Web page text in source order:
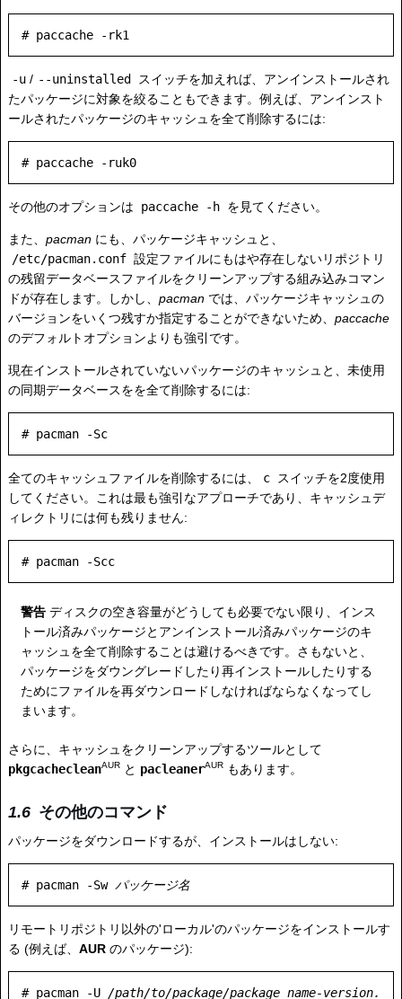
-u / --uninstalled
スイッチを加えれば、アンインストールされ
たパッケージに対象を絞ることもできます。例えば、アンインスト
ールされたパッケージのキャッシュを全て削除するには:
その他のオプションは paccache -h を見てください。
また、 pacman にも、パッケージキャッシュと、
/etc/pacman.conf 設定ファイルにもはや存在しないリポジトリ
の残留データベースファイルをクリーンアップする組み込みコマン
ドが存在します。しかし、 pacman では、パッケージキャッシュの
バージョンをいくつ残すか指定することができないため、 paccache
のデフォルトオプションよりも強引です。
現在インストールされていないパッケージのキャッシュと、未使用
の同期データベースをを全て削除するには:
全てのキャッシュファイルを削除するには、 c
スイッチを2度使用
してください。これは最も強引なアプローチであり、キャッシュデ
ィレクトリには何も残りません:
警告 ディスクの空き容量がどうしても必要でない限り、インス
トール済みパッケージとアンインストール済みパッケージのキ
ャッシュを全て削除することは避けるべきです。さもないと、
パッケージをダウングレードしたり再インストールしたりする
ためにファイルを再ダウンロードしなければならなくなってし
まいます。
さらに、キャッシュをクリーンアップするツールとして
pkgcachecleanAUR と pacleanerAUR もあります。
その他のコマンド
パッケージをダウンロードするが、インストールはしない:
# pacman -Sw パッケージ名
リモートリポジトリ以外の'ローカル'のパッケージをインストールす
る (例えば、 AUR のパッケージ):
# pacman -U /path/to/package/package_name-version.